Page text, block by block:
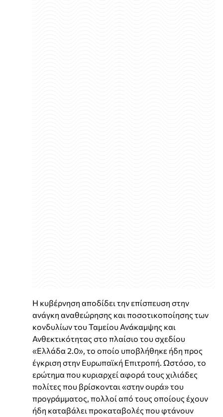
Η κυβέρνηση αποδίδει την επίσπευση στην
ανάγκη αναθεώρησης και ποσοτικοποίησης των
κονδυλίων του Ταμείου Ανάκαμψης και
Ανθεκτικότητας στο πλαίσιο του σχεδίου
«Ελλάδα 2.0», το οποίο υποβλήθηκε ήδη προς
έγκριση στην Ευρωπαϊκή Επιτροπή. Ωστόσο, το
ερώτημα που κυριαρχεί αφορά τους χιλιάδες
πολίτες που βρίσκονται «στην ουρά» του
προγράμματος, πολλοί από τους οποίους έχουν
ήδη καταβάλει προκαταβολές που φτάνουν